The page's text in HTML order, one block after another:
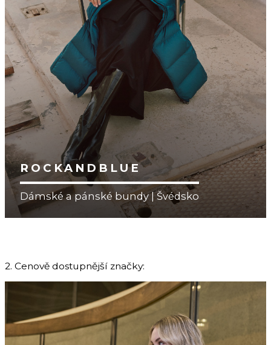
ROCKANDBLUE
Dámské a pánské bundy | Švédsko
2. Cenově dostupnější značky: